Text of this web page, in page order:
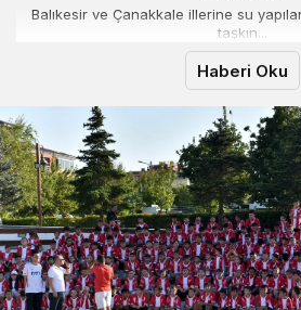
Balıkesir ve Çanakkale illerine su
taşkın...
Haberi Oku